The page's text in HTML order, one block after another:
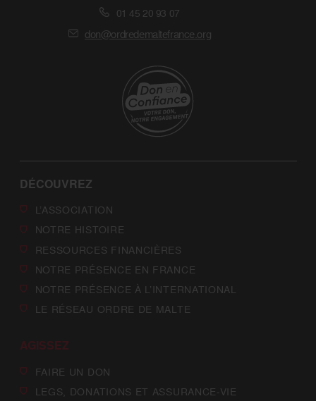
01 45 20 93 07
don@ordredemaltefrance.org
DÉCOUVREZ
L’ASSOCIATION
NOTRE HISTOIRE
RESSOURCES FINANCIÈRES
NOTRE PRÉSENCE EN FRANCE
NOTRE PRÉSENCE À L’INTERNATIONAL
LE RÉSEAU ORDRE DE MALTE
AGISSEZ
FAIRE UN DON
LEGS, DONATIONS ET ASSURANCE-VIE